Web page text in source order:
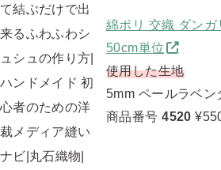
綿ポリ 交織 ダンガ
50cm単位
使用した生地
5mm ペールラベン
商品番号4520